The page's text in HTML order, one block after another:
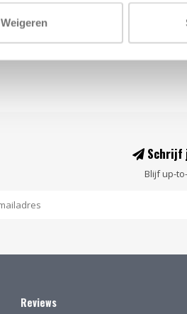
Weigeren
Schrijf
Blijf up-
Reviews